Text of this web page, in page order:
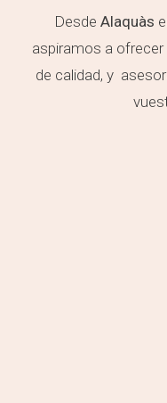
Desde Alaquàs
aspiramos a
de calidad, y